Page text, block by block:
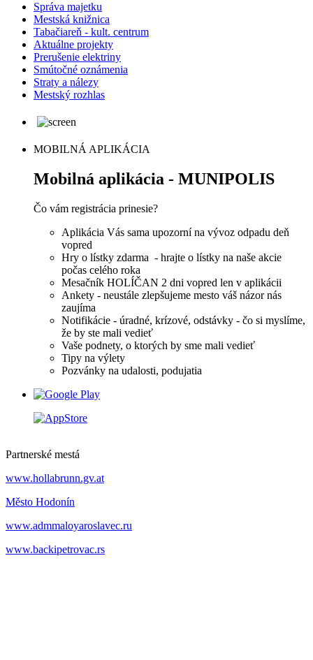
Správa majetku
Mestská knižnica
Tabačiareň - kult. centrum
Aktuálne projekty
Prerušenie elektriny
Smútočné oznámenia
Straty a nálezy
Mestský rozhlas
MOBILNÁ APLIKÁCIA
Mobilná aplikácia - MUNIPOLIS
Čo vám registrácia prinesie?
Aplikácia Vás sama upozorní na vývoz odpadu deň
vopred
Hry o lístky zdarma - hrajte o lístky na naše akcie
počas celého roka
Mesačník HOLÍČAN 2 dni vopred len v aplikácii
Ankety - neustále zlepšujeme mesto váš názor nás
zaujíma
Notifikácie - úradné, krízové, odstávky - čo si myslíme,
že by ste mali vedieť
Vaše podnety, o ktorých by sme mali vedieť
Tipy na výlety
Pozvánky na udalosti, podujatia
Partnerské mestá
www.hollabrunn.gv.at
Město Hodonín
www.admmaloyaroslavec.ru
www.backipetrovac.rs